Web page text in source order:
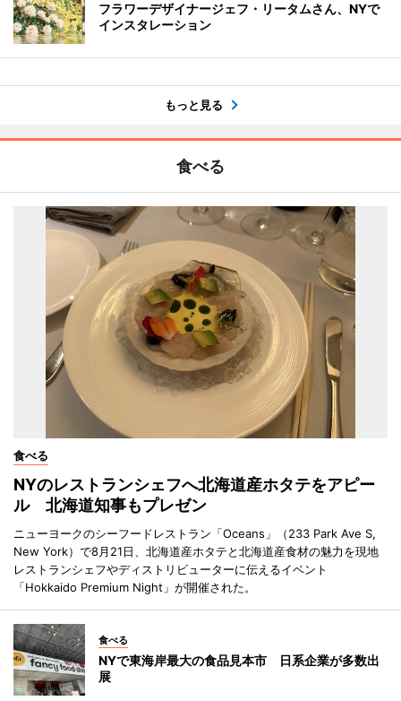
フラワーデザイナージェフ・リータムさん、NYで
インスタレーション
もっと見る
食べる
食べる
NYのレストランシェフへ北海道産ホタテをアピー
ル 北海道知事もプレゼン
ニューヨークのシーフードレストラン「Oceans」（233 Park Ave S,
New York）で8月21日、北海道産ホタテと北海道産食材の魅力を現地
レストランシェフやディストリビューターに伝えるイベント
「Hokkaido Premium Night」が開催された。
食べる
NYで東海岸最大の食品見本市 日系企業が多数出
展